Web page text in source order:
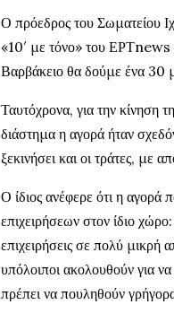
Ο πρόεδρος του Σωματείου
«10′ με τόνο» του ΕΡΤnews
Βαρβάκειο θα δούμε ένα 30
Ταυτόχρονα, για την κίνηση
διάστημα η αγορά ήταν
ξεκινήσει και οι τράτες, με
Ο ίδιος ανέφερε ότι η αγορά
επιχειρήσεων στον ίδιο
επιχειρήσεις σε πολύ μικρή
υπόλοιποι ακολουθούν για
πρέπει να πουληθούν